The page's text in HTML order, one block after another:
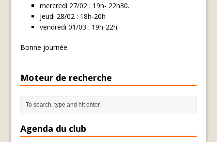
mercredi 27/02 : 19h- 22h30.
jeudi 28/02 : 18h-20h
vendredi 01/03 : 19h-22h.
Bonne journée.
Moteur de recherche
Agenda du club